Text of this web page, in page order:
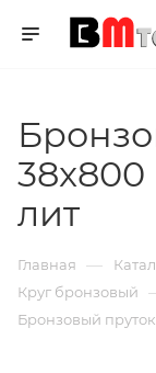
лит
Главная —
Круг бронзовый
Бронзовый